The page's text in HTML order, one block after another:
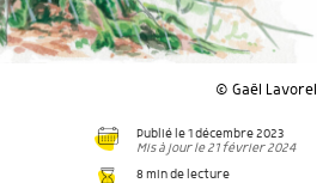
© Gaël Lavorel
Publié le 1 décembre 2023
Mis à jour le 21 février 2024
8 min de lecture